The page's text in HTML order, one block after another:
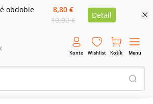
obdobie
8,80 €
10,00 €
Detail
Konto Wishlist Košík Menu